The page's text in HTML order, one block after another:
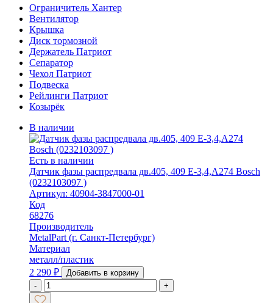
Ограничитель Хантер
Вентилятор
Крышка
Диск тормозной
Держатель Патриот
Сепаратор
Чехол Патриот
Подвеска
Рейлинги Патриот
Козырёк
В наличии
Есть в наличии
Датчик фазы распредвала дв.405, 409 Е-3,4,А274 Bosch
(0232103097 )
Артикул: 40904-3847000-01
Код
68276
Производитель
MetalPart (г. Санкт-Петербург)
Материал
металл/пластик
2 290 ₽
Добавить в корзину
-
+